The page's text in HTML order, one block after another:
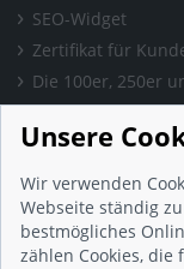
SEO-Widget
Zertifikat für
Die 100er, 250er
Presse & Wissen
Presse und
Blog
Häufig gestellte
Studie:
Unsere
Wir verwenden
Webseite ständig
bestmögliches
zählen Cookies,